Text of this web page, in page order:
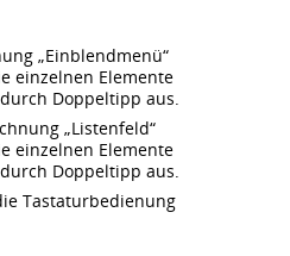
„Einblendmenü“
einzelnen Elemente
Doppeltipp aus.
„Listenfeld“
einzelnen Elemente
Doppeltipp aus.
Tastaturbedienung